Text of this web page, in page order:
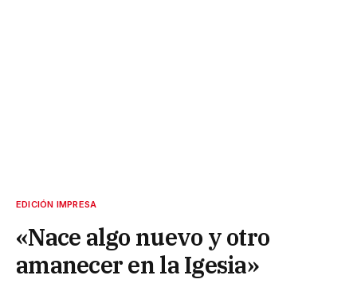
EDICIÓN IMPRESA
«Nace algo nuevo y otro
amanecer en la Igesia»